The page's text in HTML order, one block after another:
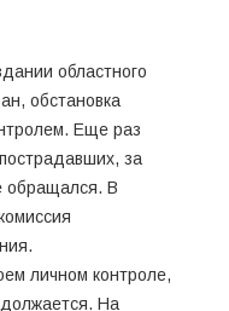
областного
обстановка
Еще раз
за
обращался. В
личном контроле,
На